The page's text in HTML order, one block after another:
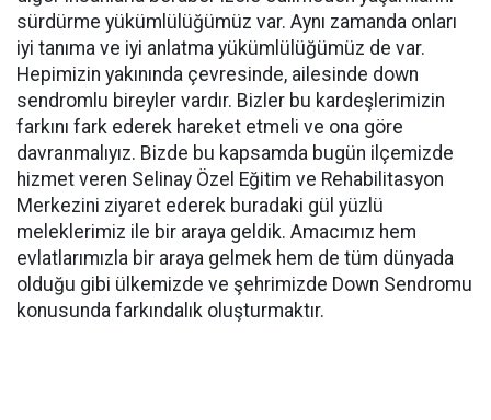
sürdürme yükümlülüğümüz var. Aynı zamanda onları
iyi tanıma ve iyi anlatma yükümlülüğümüz de var.
Hepimizin yakınında çevresinde, ailesinde down
sendromlu bireyler vardır. Bizler bu kardeşlerimizin
farkını fark ederek hareket etmeli ve ona göre
davranmalıyız. Bizde bu kapsamda bugün ilçemizde
hizmet veren Selinay Özel Eğitim ve Rehabilitasyon
Merkezini ziyaret ederek buradaki gül yüzlü
meleklerimiz ile bir araya geldik. Amacımız hem
evlatlarımızla bir araya gelmek hem de tüm dünyada
olduğu gibi ülkemizde ve şehrimizde Down Sendromu
konusunda farkındalık oluşturmaktır.